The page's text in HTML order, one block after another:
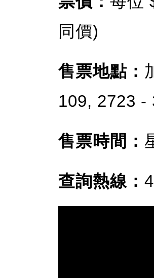
同價)
售票地點：
109, 2723 -
售票時間：
查詢熱線：